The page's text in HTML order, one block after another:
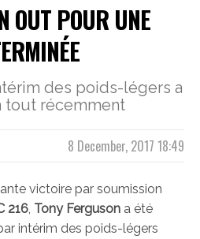
OUT POUR UNE
des poids-légers a
tout récemment
8 December, 2017 18:49
victoire par soumission
216 Tony Ferguson a été
intérim des poids-légers